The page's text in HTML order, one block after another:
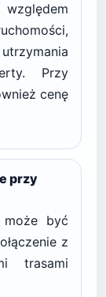
Przy
cenę
przy
być
z
trasami